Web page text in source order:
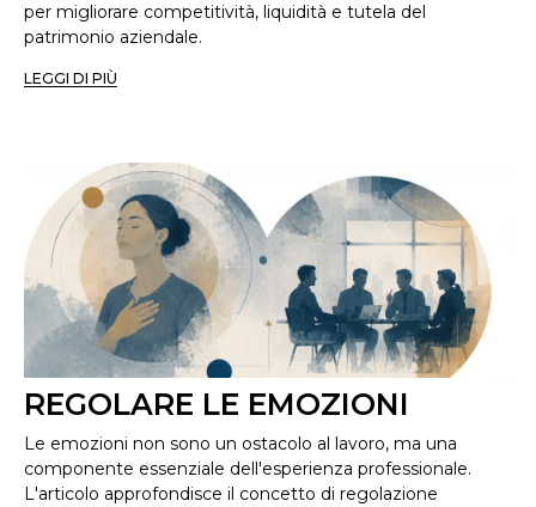
per migliorare competitività, liquidità e tutela del
patrimonio aziendale.
LEGGI DI PIÙ
REGOLARE LE EMOZIONI
Le emozioni non sono un ostacolo al lavoro, ma una
componente essenziale dell'esperienza professionale.
L'articolo approfondisce il concetto di regolazione